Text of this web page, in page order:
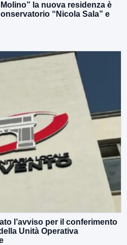
la nuova residenza è
“Nicola Sala” e
l’avviso per il conferimento
Unità Operativa